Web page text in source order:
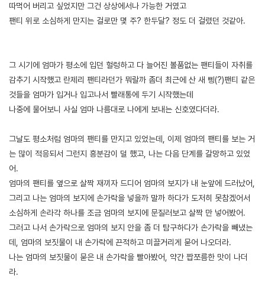
따먹어 버리고 싶었지만 그건 상상에서나 가능한 거였고
팬티 위로 소심하게 만지는 걸로만 몇 주? 한두달? 정도 더 걸렸던 것같아.
그 시기에 엄마가 평소에 입던 헐렁하고 다 늘어진 볼품없는 팬티들이 자취를
감추기 시작했고 란제리 팬티라던가 뭐랄까 좀더 최근에 산 새 삥(?)팬티 같은
것들을 엄마가 입거나 입고나서 빨래통에 두기 시작했는데
나중에 물어보니 사실 엄마 나름대로 나에게 보내는 신호였다더라.
그날도 평소처럼 엄마의 팬티를 만지고 있었는데, 이제 엄마의 팬티를 보는 거
는 많이 적응되서 그런지 흥분감이 덜 했고, 나는 다음 단계를 갈망하고 있었
어.
엄마의 팬티를 옆으로 살짝 재끼자 드디어 엄마의 보지가 내 눈앞에 드러났어,
그리고 나는 엄마의 보지에 손가락을 넣을까 말까 하다가 도저히 못참겠어서
소심하게 손라각 하나를 조금 엄마의 보지에 문질러보고 살짝 만 넣어봤어.
그러고 나서 손가락으로 엄마의 보지 안을 좀 더 탐구하다가 손가락을 빼냈는
데, 엄마의 보짓물이 내 손가락에 끈적하고 미끌거리게 묻어 나오더라.
나는 엄마의 보짓물이 묻은 내 손가락을 빨아봤어, 약간 짭쪼름한 맛이 나더
라.